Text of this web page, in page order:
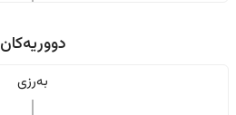
دووریەکان
بەرزی